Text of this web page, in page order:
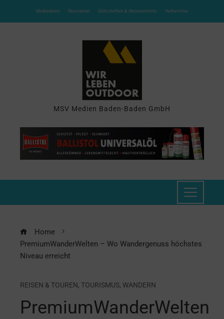
Mediadaten Newsletter Zeitschriften & Abonnements Heftarchive
MSV Medien Baden-Baden GmbH
Home
PremiumWanderWelten – Wo Wandergenuss höchstes
Niveau erreicht
REISEN & TOUREN, TOURISMUS, WANDERN
PremiumWanderWelten